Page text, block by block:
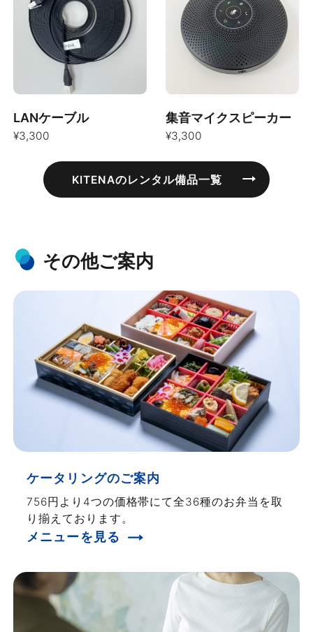
LANケーブル
¥3,300
集音マイクスピーカー
¥3,300
KITENAのレンタル備品一覧
その他ご案内
ケータリングのご案内
756円より4つの価格帯にて全36種のお弁当を取
り揃えております。
メニューを見る